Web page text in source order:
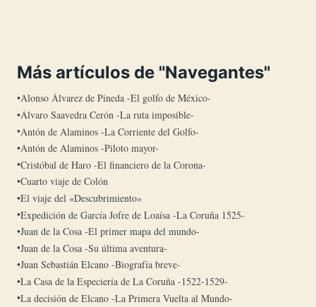
Más artículos de "Navegantes"
Alonso Álvarez de Pineda -El golfo de México-
Álvaro Saavedra Cerón -La ruta imposible-
Antón de Alaminos -La Corriente del Golfo-
Antón de Alaminos -Piloto mayor-
Cristóbal de Haro -El financiero de la Corona-
Cuarto viaje de Colón
El viaje del «Descubrimiento»
Expedición de García Jofre de Loaísa -La Coruña 1525-
Juan de la Cosa -El primer mapa del mundo-
Juan de la Cosa -Su última aventura-
Juan Sebastián Elcano -Biografía breve-
La Casa de la Especiería de La Coruña -1522-1529-
La decisión de Elcano -La Primera Vuelta al Mundo-